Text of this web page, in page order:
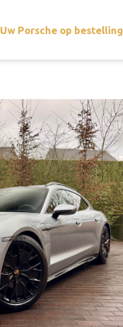
Uw Porsche op bestelling